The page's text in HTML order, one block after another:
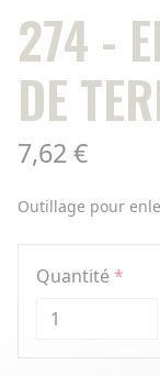
274 -
DE
7,62 €
Outillage pour
Quantité